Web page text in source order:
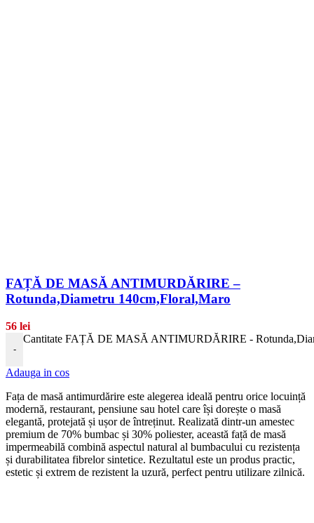
FAȚĂ DE MASĂ ANTIMURDĂRIRE –
Rotunda,Diametru 140cm,Floral,Maro
56 lei
-
Cantitate FAȚĂ DE MASĂ ANTIMURDĂRIRE -
Adauga in cos
Fața de masă antimurdărire este alegerea ideală pentru orice locuință
modernă, restaurant, pensiune sau hotel care își dorește o masă
elegantă, protejată și ușor de întreținut. Realizată dintr-un amestec
premium de 70% bumbac și 30% poliester, această față de masă
impermeabilă combină aspectul natural al bumbacului cu rezistența
și durabilitatea fibrelor sintetice. Rezultatul este un produs practic,
estetic și extrem de rezistent la uzură, perfect pentru utilizare zilnică.